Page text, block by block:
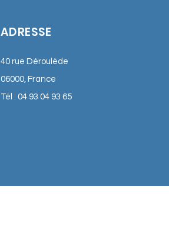
ADRESSE
40 rue Déroulède
06000, France
Tél : 04 93 04 93 65